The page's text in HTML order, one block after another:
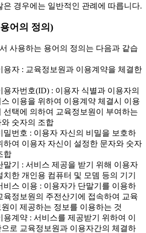
은 경우에는 일반적인 관례에 따릅니다.
어의 정의)
사용하는 용어의 정의는 다음과 같습
자 : 교육정보원과 이용계약을 체결한
자번호(ID) : 이용자 식별과 이용자의
이용을 위하여 이용계약 체결시 이용
선택에 의하여 교육정보원이 부여하는
와 숫자의 조합
번호 : 이용자 자신의 비밀을 보호하
하여 이용자 자신이 설정한 문자와 숫자
합
기 : 서비스 제공을 받기 위해 이용자
치한 개인용 컴퓨터 및 모뎀 등의 기기
스 이용 : 이용자가 단말기를 이용하
육정보원의 주전산기에 접속하여 교육
원이 제공하는 정보를 이용하는 것
계약 : 서비스를 제공받기 위하여 이
으로 교육정보원과 이용자간의 체결하